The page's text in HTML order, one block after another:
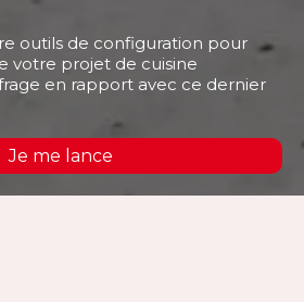
outils de configuration pour
votre projet de cuisine
en rapport avec ce dernier
Je me lance